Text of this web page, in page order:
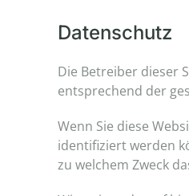
Datenschutz
Die Betreiber dieser
entsprechend der
Wenn Sie diese
identifiziert werden
zu welchem Zweck